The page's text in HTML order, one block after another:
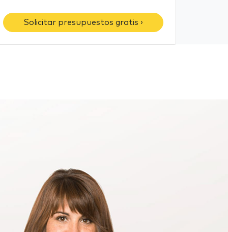
o
n
o
Solicitar presupuestos gratis ›